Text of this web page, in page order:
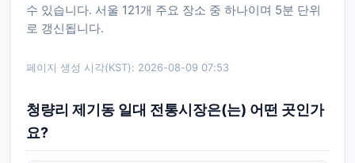
수 있습니다. 서울 121개 주요 장소 중 하나이며 5분 단위
로 갱신됩니다.
페이지 생성 시각(KST): 2026-08-09 07:53
청량리 제기동 일대 전통시장은(는) 어떤 곳인가
요?